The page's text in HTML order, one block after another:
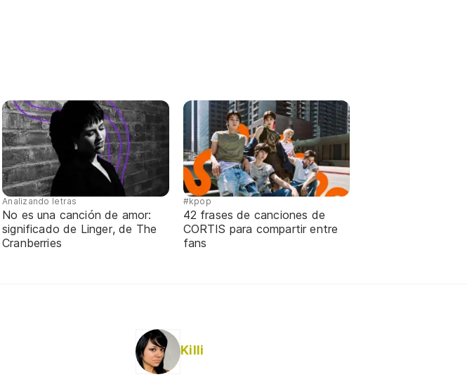
Analizando letras
No es una canción de amor:
significado de Linger, de The
Cranberries
#kpop
42 frases de canciones de
CORTIS para compartir entre
fans
Killi